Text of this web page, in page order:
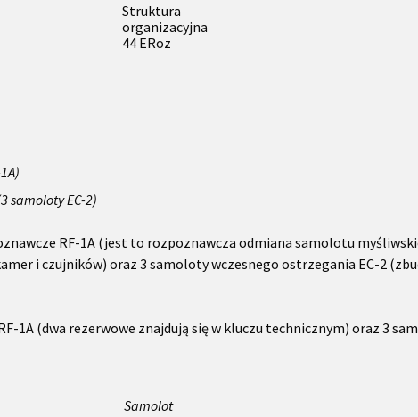
Struktura
organizacyjna
44 ERoz
samoloty EC-2)
RF-1A (jest to rozpoznawcza odmiana samolotu
i czujników) oraz 3 samoloty wczesnego ostrzegania EC-2
1A (dwa rezerwowe znajdują się w kluczu technicznym) oraz 3
Samolot